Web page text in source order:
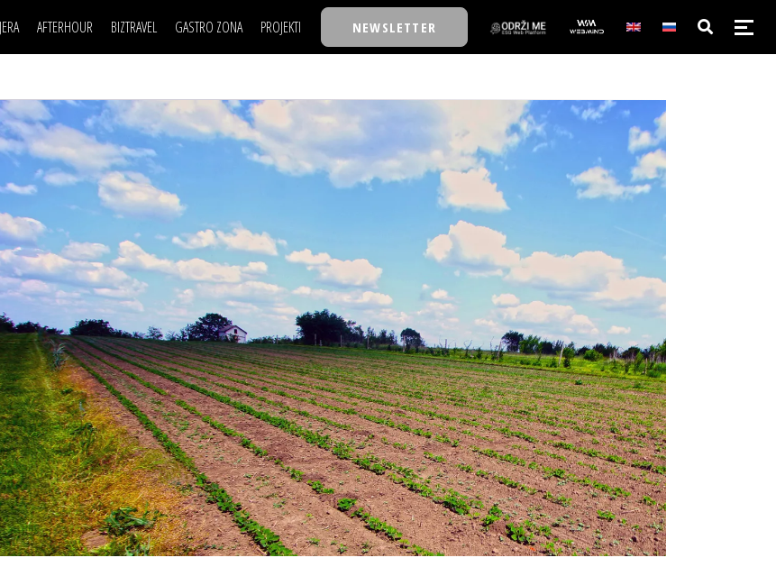
(HR)
UGAO
HOW
AFTERHOUR
KNJIGE
AUTO SVET
STIL
WELLBEING
BIZTRAVEL GASTRO ZONA PROJEKTI
TASTY TALKS
30 ISPOD 30
BACK TO OFFICE/SCHOOL
BIZKOLEGIJUM
BMW BIZNIS LIGA
BIZLIFE WEEK
IZJAVA GODINE
NEWSLETTER
UGAO
KNOW-HOW
FILM I SCENA
AUTO SVET
STIL
WELLBEING
NAJKOLEGA
30 ISPOD 30
BACK TO OFFICE/SCHOOL
BIZBENDOVI
BIZKOLEGIJUM
BIZLIFE WEEK
IZJAVA GODINE